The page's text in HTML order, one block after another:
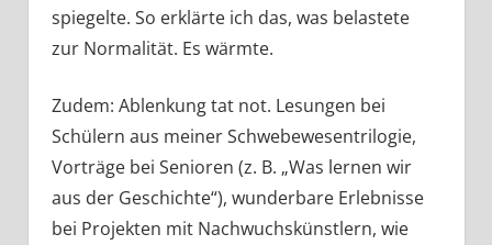
spiegelte. So erklärte ich das, was belastete
zur Normalität. Es wärmte.
Zudem: Ablenkung tat not. Lesungen bei
Schülern aus meiner Schwebewesentrilogie,
Vorträge bei Senioren (z. B. „Was lernen wir
aus der Geschichte“), wunderbare Erlebnisse
bei Projekten mit Nachwuchskünstlern, wie